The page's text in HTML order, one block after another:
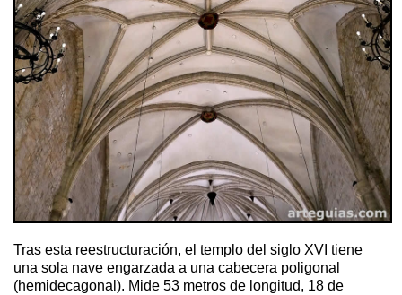
Tras esta reestructuración, el templo del siglo XVI tiene
una sola nave engarzada a una cabecera poligonal
(hemidecagonal). Mide 53 metros de longitud, 18 de